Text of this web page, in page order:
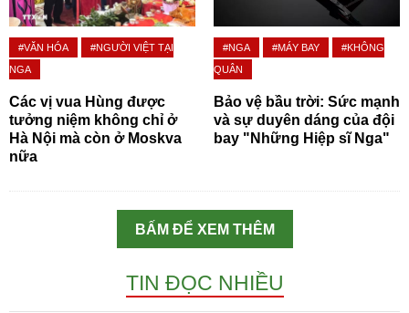
#VĂN HÓA
#NGƯỜI VIỆT TẠI
NGA
Các vị vua Hùng được
tưởng niệm không chỉ ở
Hà Nội mà còn ở Moskva
nữa
#NGA #MÁY BAY
#KHÔNG
QUÂN
Bảo vệ bầu trời: Sức mạnh
và sự duyên dáng của đội
bay "Những Hiệp sĩ Nga"
BẤM ĐỂ XEM THÊM
TIN ĐỌC NHIỀU